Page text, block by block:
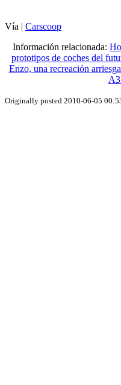
Vía | Carscoop
Información relacionada:
prototipos de coches del
Enzo, una recreación
Originally posted 2010-06-05